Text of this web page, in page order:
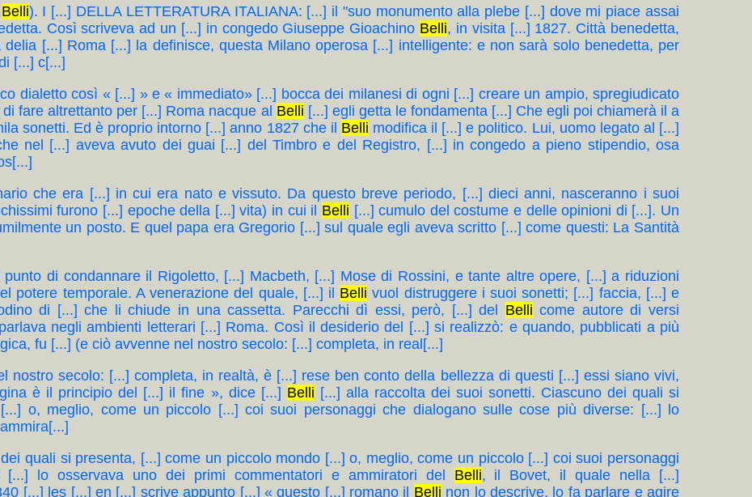
Belli). I [...] DELLA LETTERATURA ITALIANA: [...] il "suo monumento alla plebe [...] dove mi piace assai
Così scriveva ad un [...] in congedo Giuseppe Gioachino Belli, in visita [...] 1827. Città benedetta,
[...] Roma [...] la definisce, questa Milano operosa [...] intelligente: e non sarà solo benedetta, per
[...] c[...]
dialetto così « [...] » e « immediato» [...] bocca dei milanesi di ogni [...] creare un ampio, spregiudicato
fare altrettanto per [...] Roma nacque al Belli [...] egli getta le fondamenta [...] Che egli poi chiamerà il a
sonetti. Ed è proprio intorno [...] anno 1827 che il Belli modifica il [...] e politico. Lui, uomo legato al [...]
nel [...] aveva avuto dei guai [...] del Timbro e del Registro, [...] in congedo a pieno stipendio, osa
che era [...] in cui era nato e vissuto. Da questo breve periodo, [...] dieci anni, nasceranno i suoi
furono [...] epoche della [...] vita) in cui il Belli [...] cumulo del costume e delle opinioni di [...]. Un
un posto. E quel papa era Gregorio [...] sul quale egli aveva scritto [...] come questi: La Santità
di condannare il Rigoletto, [...] Macbeth, [...] Mose di Rossini, e tante altre opere, [...] a riduzioni
potere temporale. A venerazione del quale, [...] il Belli vuol distruggere i suoi sonetti; [...] faccia, [...] e
di [...] che li chiude in una cassetta. Parecchi dì essi, però, [...] del Belli come autore di versi
negli ambienti letterari [...] Roma. Così il desiderio del [...] si realizzò: e quando, pubblicati a più
fu [...] (e ciò avvenne nel nostro secolo: [...] completa, in real[...]
nostro secolo: [...] completa, in realtà, è [...] rese ben conto della bellezza di questi [...] essi siano vivi,
è il principio del [...] il fine », dice [...] Belli [...] alla raccolta dei suoi sonetti. Ciascuno dei quali si
o, meglio, come un piccolo [...] coi suoi personaggi che dialogano sulle cose più diverse: [...] lo
quali si presenta, [...] come un piccolo mondo [...] o, meglio, come un piccolo [...] coi suoi personaggi
lo osservava uno dei primi commentatori e ammiratori del Belli, il Bovet, il quale nella [...]
[...] les [...] en [...] scrive appunto [...] « questo [...] romano il Belli non lo descrive, lo fa parlare e agire